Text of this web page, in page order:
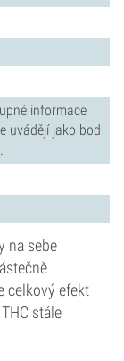
informace
uvádějí jako bod
na sebe
celkový efekt
stále